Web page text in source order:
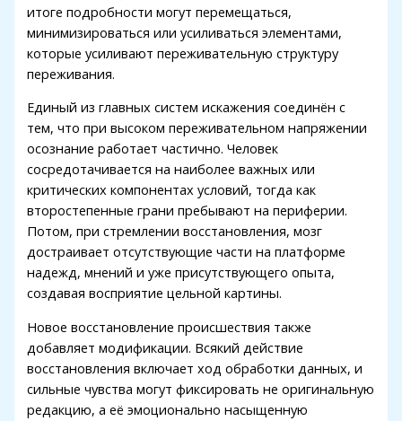
итоге подробности могут перемещаться,
минимизироваться или усиливаться элементами,
которые усиливают переживательную структуру
переживания.
Единый из главных систем искажения соединён с
тем, что при высоком переживательном напряжении
осознание работает частично. Человек
сосредотачивается на наиболее важных или
критических компонентах условий, тогда как
второстепенные грани пребывают на периферии.
Потом, при стремлении восстановления, мозг
достраивает отсутствующие части на платформе
надежд, мнений и уже присутствующего опыта,
создавая восприятие цельной картины.
Новое восстановление происшествия также
добавляет модификации. Всякий действие
восстановления включает ход обработки данных, и
сильные чувства могут фиксировать не оригинальную
редакцию, а её эмоционально насыщенную